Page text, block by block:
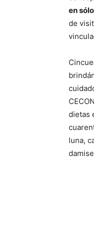
en
de
dietas
luna,